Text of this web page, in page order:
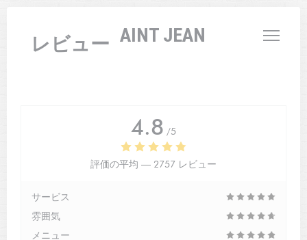
L'AUBERGE SAINT JEAN
レビュー
4.8 /5
評価の平均 — 2757 レビュー
サービス
雰囲気
メニュー